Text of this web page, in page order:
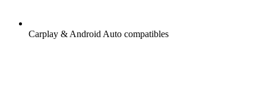
Carplay & Android Auto compatibles